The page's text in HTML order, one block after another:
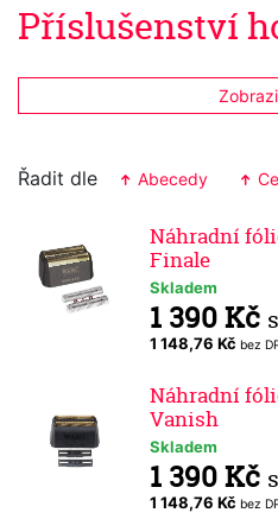
Příslušenství
Řadit dle Abecedy
Náhradní
Finale
Skladem
1 390 Kč
1 148,76 Kč bez
Náhradní
Vanish
Skladem
1 390 Kč
1 148,76 Kč bez